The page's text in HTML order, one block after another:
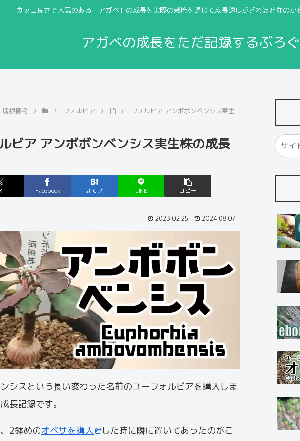
カッコ良さで人気のある「アガベ」の成長を実際の栽培を通じて成長速度がどれほどなのか
アガベの成長をただ記録するぶろぐ
塊根植物 ユーフォルビア
ユーフォルビア アンボボンベンシス実生
ビア アンボボンベンシス実生株の成長
Facebook はてブ LINE コピー
2023.02.25 2024.08.07
シスという長い変わった名前のユーフォルビアを購入しま
長記録です。
2鉢めのオベサを購入
した時に隣に置いてあったのがこ